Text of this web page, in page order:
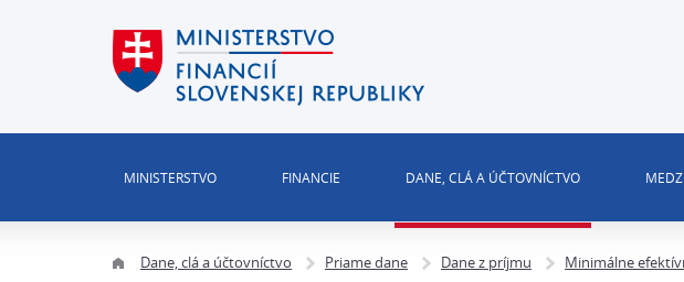
MINISTERSTVO FINANCIE DANE, CLÁ A ÚČTOVNÍCTVO
Dane, clá a účtovníctvo Priame dane Dane z príjmu Minimálne